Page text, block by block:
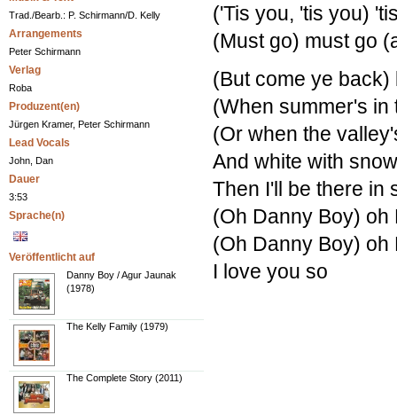
Trad./Bearb.: P. Schirmann/D. Kelly
Arrangements
Peter Schirmann
Verlag
Roba
Produzent(en)
Jürgen Kramer, Peter Schirmann
Lead Vocals
John, Dan
Dauer
3:53
Sprache(n)
Veröffentlicht auf
Danny Boy / Agur Jaunak
(1978)
The Kelly Family (1979)
The Complete Story (2011)
('Tis you, 'tis you)
(Must go) must go
(But come ye
(When summer's
(Or when the
And white with
Then I'll be there in
(Oh Danny Boy) oh
(Oh Danny Boy) oh
I love you so